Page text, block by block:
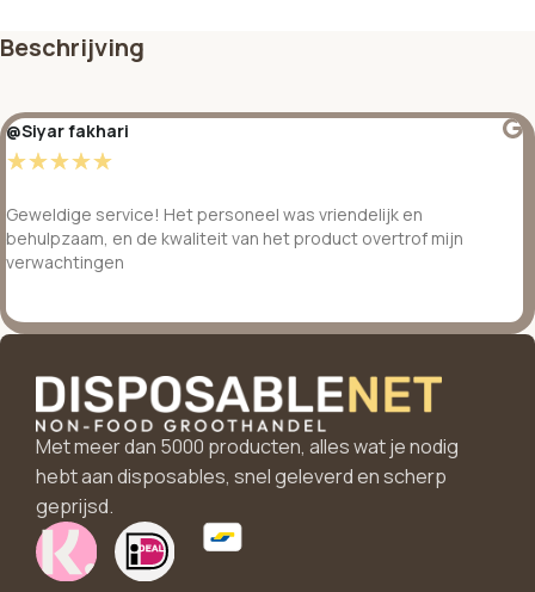
Beschrijving
@Siyar fakhari
☆☆☆☆☆
Geweldige service! Het personeel was vriendelijk en
behulpzaam, en de kwaliteit van het product overtrof mijn
verwachtingen
Met meer dan 5000 producten, alles wat je nodig
hebt aan disposables, snel geleverd en scherp
geprijsd.